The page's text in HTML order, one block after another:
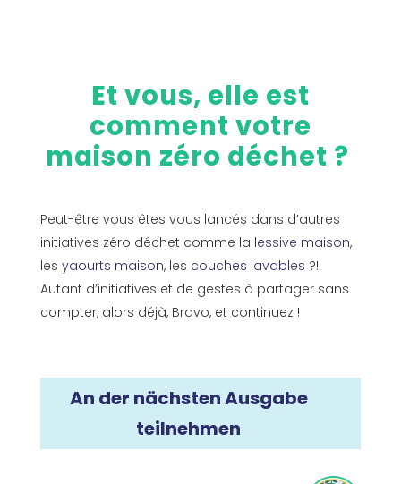
Et vous, elle est
comment votre
maison zéro déchet ?
Peut-être vous êtes vous lancés dans d’autres
initiatives zéro déchet comme la lessive maison,
les yaourts maison, les couches lavables ?!
Autant d’initiatives et de gestes à partager sans
compter, alors déjà, Bravo, et continuez !
An der nächsten Ausgabe
teilnehmen